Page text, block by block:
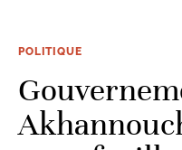
POLITIQUE